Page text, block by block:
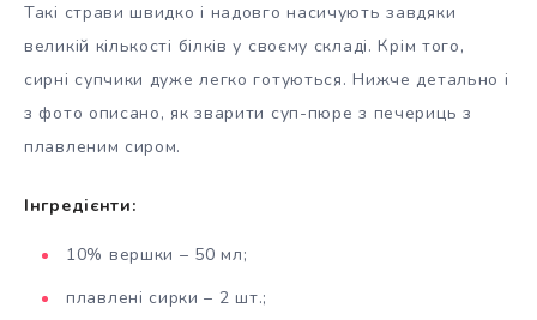
Такі страви швидко і надовго насичують завдяки
великій кількості білків у своєму складі. Крім того,
сирні супчики дуже легко готуються. Нижче детально і
з фото описано, як зварити суп-пюре з печериць з
плавленим сиром.
Інгредієнти:
10% вершки – 50 мл;
плавлені сирки – 2 шт.;